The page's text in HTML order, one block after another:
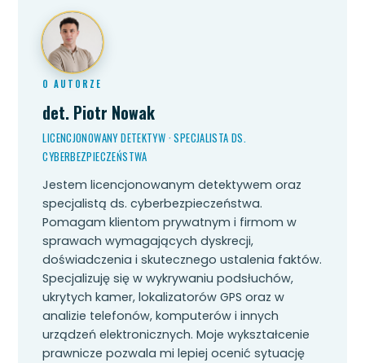
O AUTORZE
det. Piotr Nowak
LICENCJONOWANY DETEKTYW · SPECJALISTA DS.
CYBERBEZPIECZEŃSTWA
Jestem licencjonowanym detektywem oraz
specjalistą ds. cyberbezpieczeństwa.
Pomagam klientom prywatnym i firmom w
sprawach wymagających dyskrecji,
doświadczenia i skutecznego ustalenia faktów.
Specjalizuję się w wykrywaniu podsłuchów,
ukrytych kamer, lokalizatorów GPS oraz w
analizie telefonów, komputerów i innych
urządzeń elektronicznych. Moje wykształcenie
prawnicze pozwala mi lepiej ocenić sytuację